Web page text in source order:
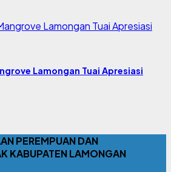
Lamongan Tuai Apresiasi
PEREMPUAN DAN
KABUPATEN LAMONGAN